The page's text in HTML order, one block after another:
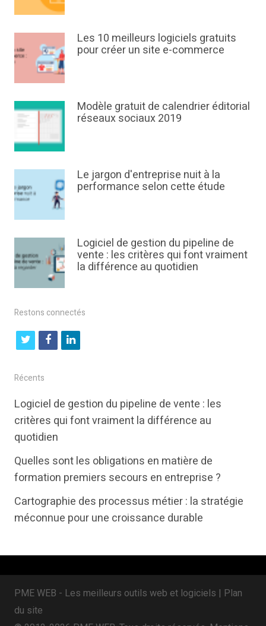
Les 10 meilleurs logiciels gratuits
pour créer un site e-commerce
Modèle gratuit de calendrier éditorial
réseaux sociaux 2019
Le jargon d'entreprise nuit à la
performance selon cette étude
Logiciel de gestion du pipeline de
vente : les critères qui font vraiment
la différence au quotidien
Restons connectés
t
i
t
t
e
f
b
o
k
l
e
i
n
Récents
Logiciel de gestion du pipeline de vente : les
critères qui font vraiment la différence au
quotidien
Quelles sont les obligations en matière de
formation premiers secours en entreprise ?
Cartographie des processus métier : la stratégie
méconnue pour une croissance durable
PME WEB - Les meilleurs outils web et logiciels | Plan
du site